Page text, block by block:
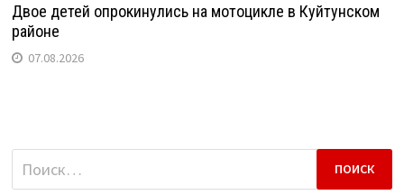
Двое детей опрокинулись на мотоцикле в Куйтунском
районе
07.08.2026
Найти: